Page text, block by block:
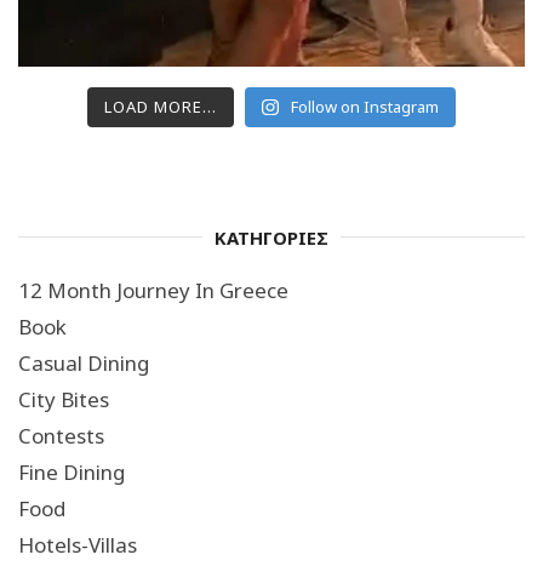
LOAD MORE... Follow on Instagram
ΚΑΤΗΓΟΡΙΕΣ
12 Month Journey In Greece
Book
Casual Dining
City Bites
Contests
Fine Dining
Food
Hotels-Villas